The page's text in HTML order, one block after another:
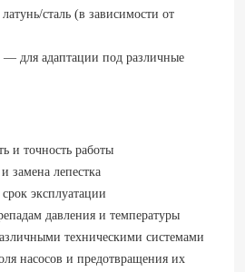
сталь (в зависимости от
для адаптации под различные
и точность работы
замена лепестка
эксплуатации
давления и температуры
техническими системами
насосов и предотвращения их